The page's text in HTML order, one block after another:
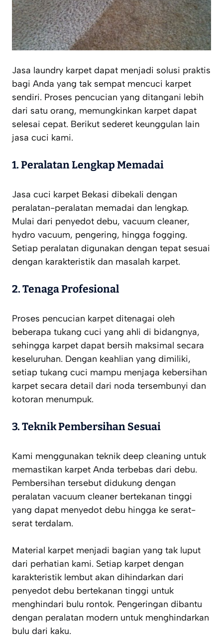
Jasa laundry karpet dapat menjadi solusi praktis
bagi Anda yang tak sempat mencuci karpet
sendiri. Proses pencucian yang ditangani lebih
dari satu orang, memungkinkan karpet dapat
selesai cepat. Berikut sederet keunggulan lain
jasa cuci kami.
1. Peralatan Lengkap Memadai
Jasa cuci karpet Bekasi dibekali dengan
peralatan-peralatan memadai dan lengkap.
Mulai dari penyedot debu, vacuum cleaner,
hydro vacuum, pengering, hingga fogging.
Setiap peralatan digunakan dengan tepat sesuai
dengan karakteristik dan masalah karpet.
2. Tenaga Profesional
Proses pencucian karpet ditenagai oleh
beberapa tukang cuci yang ahli di bidangnya,
sehingga karpet dapat bersih maksimal secara
keseluruhan. Dengan keahlian yang dimiliki,
setiap tukang cuci mampu menjaga kebersihan
karpet secara detail dari noda tersembunyi dan
kotoran menumpuk.
3. Teknik Pembersihan Sesuai
Kami menggunakan teknik deep cleaning untuk
memastikan karpet Anda terbebas dari debu.
Pembersihan tersebut didukung dengan
peralatan vacuum cleaner bertekanan tinggi
yang dapat menyedot debu hingga ke serat-
serat terdalam.
Material karpet menjadi bagian yang tak luput
dari perhatian kami. Setiap karpet dengan
karakteristik lembut akan dihindarkan dari
penyedot debu bertekanan tinggi untuk
menghindari bulu rontok. Pengeringan dibantu
dengan peralatan modern untuk menghindarkan
bulu dari kaku.